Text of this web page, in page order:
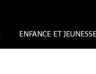
ENFANCE ET